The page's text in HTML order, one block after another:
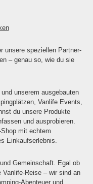
unsere speziellen Partner-
– genau so, wie du sie
unserem ausgebauten
Vanlife Events,
du unsere Produkte
und ausprobieren.
mit echtem
Einkaufserlebnis.
Gemeinschaft. Egal ob
Vanlife-Reise – wir sind an
Abenteuer und